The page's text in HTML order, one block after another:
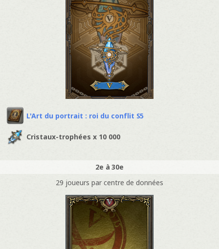
L'Art du portrait : roi du conflit S5
Cristaux-trophées x 10 000
2e à 30e
29 joueurs par centre de données